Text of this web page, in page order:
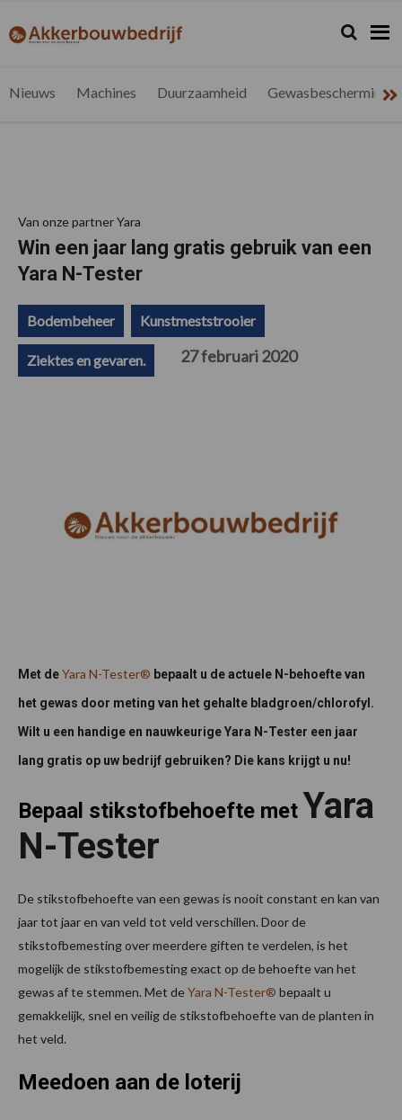
de
de
de
de
akkerbouwbedrijf.be
Nieuws
Zoeken...
Zoek
Nieuws Machines Duurzaamheid Gewasbescherming
Van onze partner Yara
Win een jaar lang gratis gebruik van een
Yara N-Tester
Bodembeheer Kunstmeststrooier
Ziektes en gevaren. 27 februari 2020
Met deYara N-Tester® bepaalt u de actuele N-behoefte van
het gewas door meting van het gehalte bladgroen/chlorofyl.
Wilt u een handige en nauwkeurige Yara N-Tester een jaar
lang gratis op uw bedrijf gebruiken? Die kans krijgt u nu!
Bepaal stikstofbehoefte met Yara
N-Tester
De stikstofbehoefte van een gewas is nooit constant en kan van
jaar tot jaar en van veld tot veld verschillen. Door de
stikstofbemesting over meerdere giften te verdelen, is het
mogelijk de stikstofbemesting exact op de behoefte van het
gewas af te stemmen. Met deYara N-Tester® bepaalt u
gemakkelijk, snel en veilig de stikstofbehoefte van de planten in
het veld.
Meedoen aan de loterij